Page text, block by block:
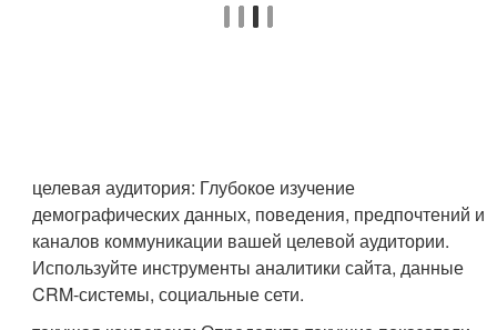
целевая аудитория: Глубокое изучение
демографических данных, поведения, предпочтений и
каналов коммуникации вашей целевой аудитории.
Используйте инструменты аналитики сайта, данные
CRM-системы, социальные сети.